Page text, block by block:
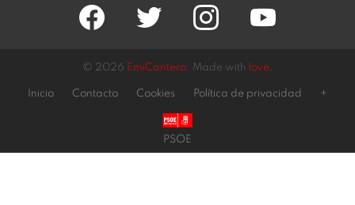
facebook twitter instagram youtube
© 2026 EmiCantero. Made with love.
Inicio Contacto Cookies Política de privacidad +
PSOE